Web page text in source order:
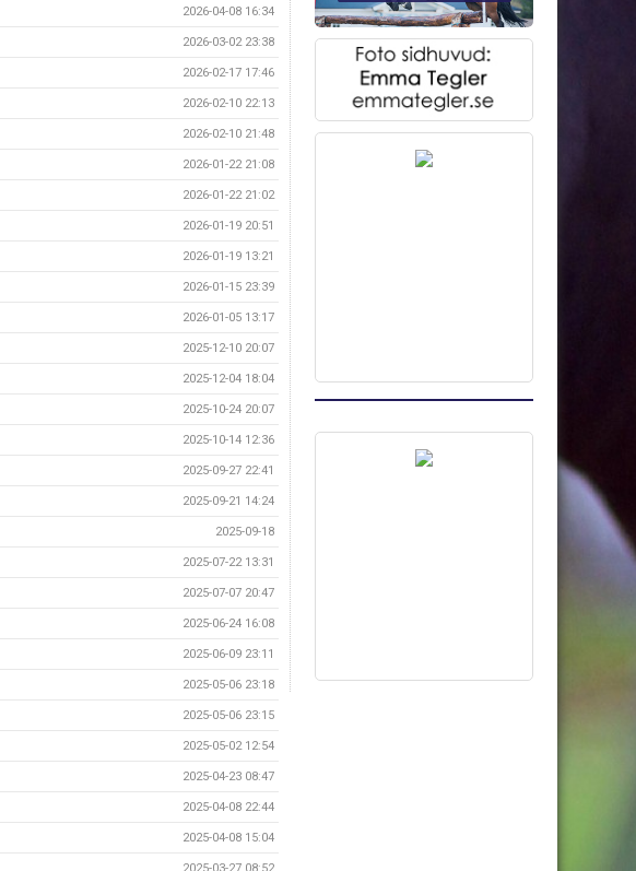
2026-04-08 16:34
2026-03-02 23:38
2026-02-17 17:46
2026-02-10 22:13
2026-02-10 21:48
2026-01-22 21:08
2026-01-22 21:02
2026-01-19 20:51
2026-01-19 13:21
2026-01-15 23:39
2026-01-05 13:17
2025-12-10 20:07
2025-12-04 18:04
2025-10-24 20:07
2025-10-14 12:36
2025-09-27 22:41
2025-09-21 14:24
2025-09-18
2025-07-22 13:31
2025-07-07 20:47
2025-06-24 16:08
2025-06-09 23:11
2025-05-06 23:18
2025-05-06 23:15
2025-05-02 12:54
2025-04-23 08:47
2025-04-08 22:44
2025-04-08 15:04